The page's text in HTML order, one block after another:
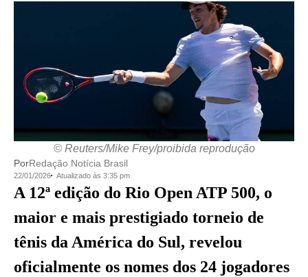
© Reuters/Mike Frey/proibida reprodução
PorRedação Notícia Brasil
22/01/2026 Atualizado às 3:35 pm
A 12ª edição do Rio Open ATP 500, o
maior e mais prestigiado torneio de
tênis da América do Sul, revelou
oficialmente os nomes dos 24 jogadores